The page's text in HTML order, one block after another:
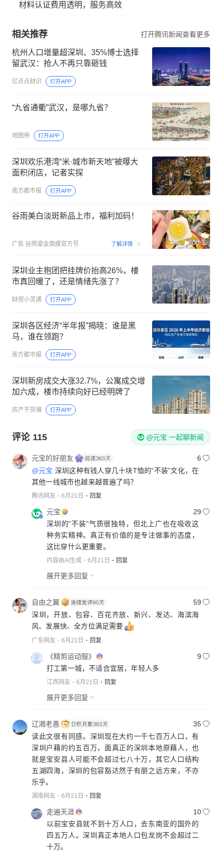
材料认证费用透明，服务高效
相关推荐 打开腾讯新闻查看更多
杭州人口增量超深圳、35%博士选择
留武汉：抢人不再只靠砸钱
亿点点财识 打开APP
“九省通衢”武汉，是哪九省？
地图帝 打开APP
深圳欢乐港湾“米·城市新天地”被曝大
面积闭店，记者实探
南方都市报 打开APP
谷雨美白淡斑新品上市，福利加码！
广告 谷雨鎏金面膜官方号 了解详情 00:39
深圳业主抱团把挂牌价抬高26%，楼
市真回暖了，还是情绪先涨了？
财视小灵通 打开APP
深圳各区经济“半年报”揭晓：谁是黑
马，谁在领跑？
南方都市报 打开APP
深圳新房成交大涨32.7%，公寓成交增
加六成，楼市持续向好已经明牌了
房产干货铺 打开APP
评论 115 @元宝 一起聊新闻
元宝的好朋友
6
@元宝 深圳这种有钱人穿几十块T恤的“不装”文化，在
其他一线城市也越来越普遍了吗？
腾讯网友 6月21日 回复
元宝
29
深圳的"不装"气质很独特，但北上广也在吸收这
种务实精神。真正有价值的是专注做事的态度，
这比穿什么更重要。
内容由AI生成 6月21日 回复
展开更多回复
自由之翼
59
深圳，开放、包容、百花齐放、新兴、发达、海滨海
风、发展快、全方位满足需要
广东网友 6月21日 回复
《精剪运动服》
9
打工第一城，不适合宜居，年轻人多
江西网友 6月21日 回复
展开更多回复
辽湘老愚
35
读此文很有同感。深圳现在大约一千七百万人口，有
深圳户藉的约五百万，面真正的深圳本地原藉人，也
就是宝安县人可能不会超过七八十万，其它人口结构
五湖四海，深圳的包容豁达然于有朋之远方来，不亦
乐乎。
湖南网友 6月21日 回复
走遍天涯
10
以前宝安县就不到十万人口，去东南亚的国外的
四五万人。深圳真正本地人口包龙岗不会超过二
十万。